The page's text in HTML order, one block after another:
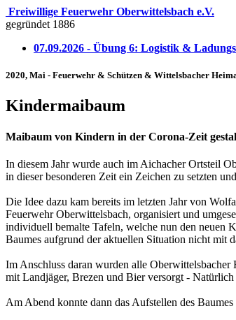
Freiwillige Feuerwehr Oberwittelsbach e.V.
gegründet 1886
07.09.2026 - Übung 6: Logistik &
2020, Mai - Feuerwehr & Schützen & Wittelsbacher
Kindermaibaum
Maibaum von Kindern in der Corona-Zeit
In diesem Jahr wurde auch im Aichacher Ortsteil
in dieser besonderen Zeit ein Zeichen zu setzten
Die Idee dazu kam bereits im letzten Jahr von
Feuerwehr Oberwittelsbach, organisiert und
individuell bemalte Tafeln, welche nun den neuen
Baumes aufgrund der aktuellen Situation nicht mit
Im Anschluss daran wurden alle Oberwittelsbacher
mit Landjäger, Brezen und Bier versorgt -
Am Abend konnte dann das Aufstellen des Baumes